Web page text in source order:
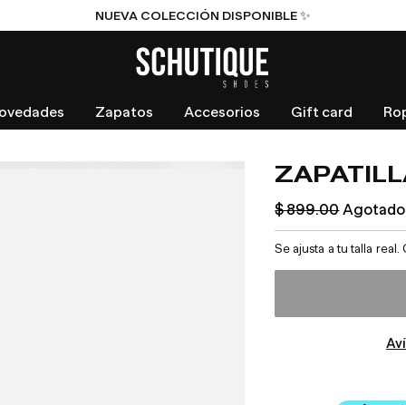
NUEVA COLECCIÓN DISPONIBLE ✨
Zapatos Accesorios Gift card
Precio
habitual
$ 899.00 Agotado
Se ajusta a tu talla